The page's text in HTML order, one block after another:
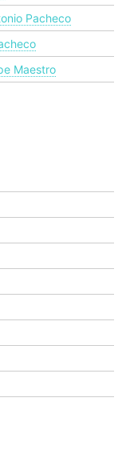
Pacheco
Maestro